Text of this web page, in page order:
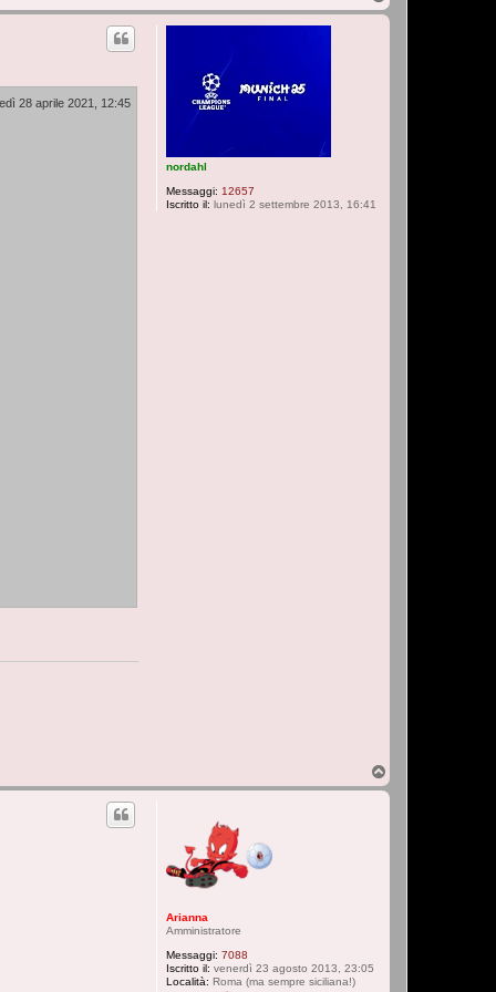
o
p
nordahl
Messaggi: 12657
Iscritto il: lunedì 2 settembre 2013, 16:41
28 aprile 2021, 12:45
o
p
Arianna
Amministratore
Messaggi: 7088
Iscritto il: venerdì 23 agosto 2013, 23:05
Località: Roma (ma sempre siciliana!)